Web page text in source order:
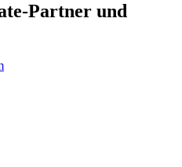
Partner und